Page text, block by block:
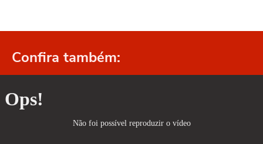
Confira também: